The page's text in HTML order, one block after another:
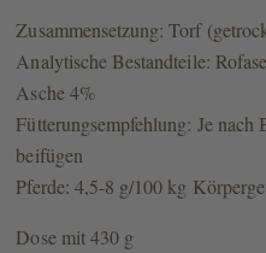
Zusammensetzung: Torf
Analytische Bestandteile:
Asche 4%
Fütterungsempfehlung: Je nach
beifügen
Pferde: 4,5-8 g/100 kg
Dose mit 430 g